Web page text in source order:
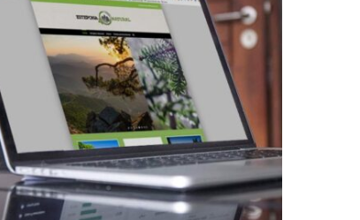
Proyecto Estepona-
Natural